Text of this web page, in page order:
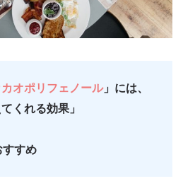
カオポリフェノール」には、
くれる効果」
すすめ